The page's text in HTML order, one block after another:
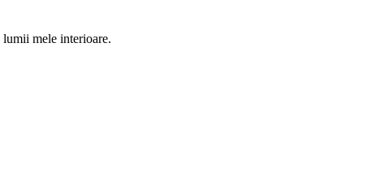
lumii mele interioare.